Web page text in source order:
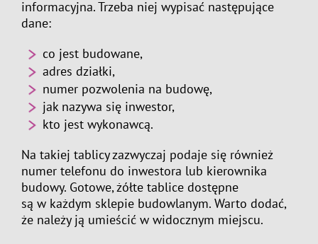
informacyjna. Trzeba niej wypisać następujące
dane:
co jest budowane,
adres działki,
numer pozwolenia na budowę,
jak nazywa się inwestor,
kto jest wykonawcą.
Na takiej tablicy zazwyczaj podaje się również
numer telefonu do inwestora lub kierownika
budowy. Gotowe, żółte tablice dostępne
są w każdym sklepie budowlanym. Warto dodać,
że należy ją umieścić w widocznym miejscu.